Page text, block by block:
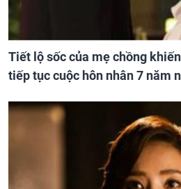
Tiết lộ sốc của mẹ chồng
tiếp tục cuộc hôn nhân 7 năm